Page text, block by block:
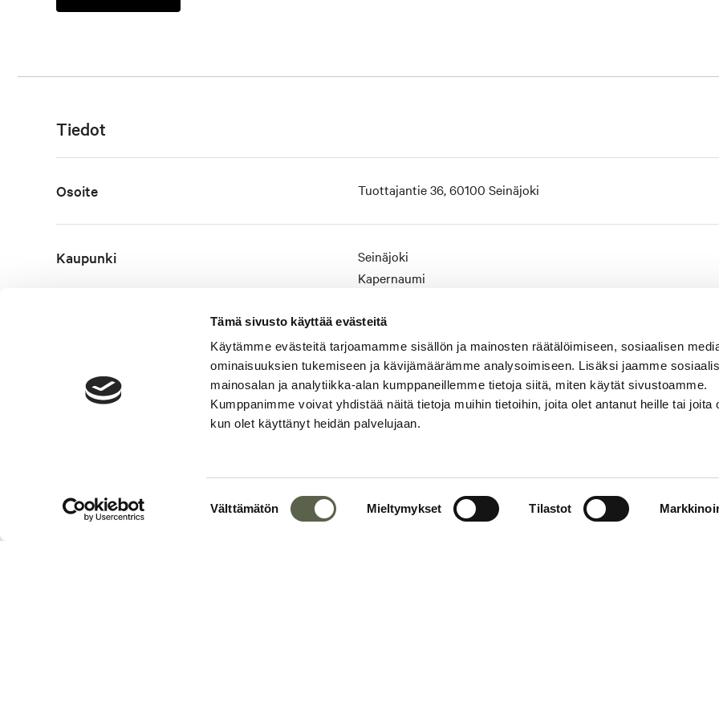
Tämä sivusto käyttää evästeitä
Käytämme evästeitä tarjoamamme sisällön ja mainosten räätälöimiseen, sosiaalisen
ominaisuuksien tukemiseen ja kävijämäärämme analysoimiseen. Lisäksi jaamme
mainosalan ja analytiikka-alan kumppaneillemme tietoja siitä, miten käytät sivustoamme.
Kumppanimme voivat yhdistää näitä tietoja muihin tietoihin, joita olet antanut heille tai joita
kun olet käyttänyt heidän palvelujaan.
Välttämätön Mieltymykset Tilastot
Tiedot
Osoite Tuottajantie 36, 60100 Seinäjoki
Kaupunki
Seinäjoki
Kapernaumi
Teollisuus
5000 m²
2016